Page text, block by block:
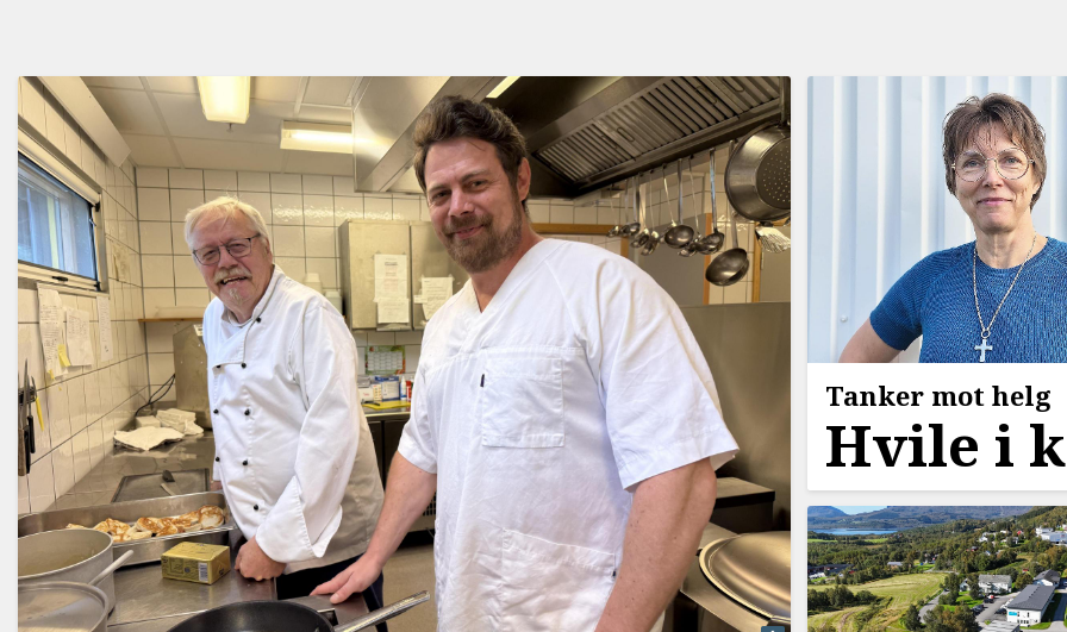
Tanker mot helg
Hvile i